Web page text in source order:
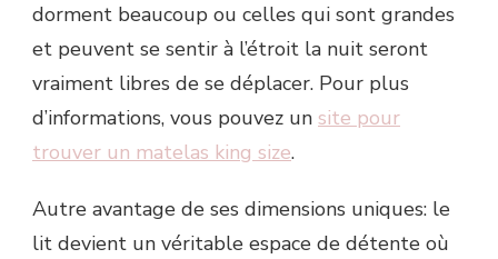
dorment beaucoup ou celles qui sont grandes
et peuvent se sentir à l’étroit la nuit seront
vraiment libres de se déplacer. Pour plus
d’informations, vous pouvez un site pour
trouver un matelas king size.
Autre avantage de ses dimensions uniques: le
lit devient un véritable espace de détente où